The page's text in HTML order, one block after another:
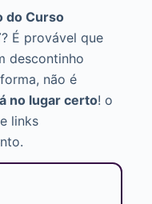
do Curso
? É provável que
descontinho
não é
no lugar certo! o
links